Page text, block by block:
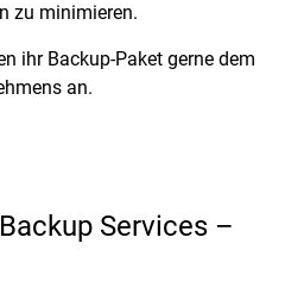
zu minimieren.
ihr Backup-Paket gerne dem
an.
Services –